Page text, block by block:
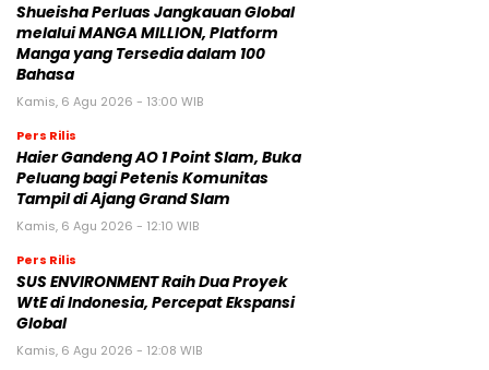
Shueisha Perluas Jangkauan Global
melalui MANGA MILLION, Platform
Manga yang Tersedia dalam 100
Bahasa
Kamis, 6 Agu 2026 - 13:00 WIB
Pers Rilis
Haier Gandeng AO 1 Point Slam, Buka
Peluang bagi Petenis Komunitas
Tampil di Ajang Grand Slam
Kamis, 6 Agu 2026 - 12:10 WIB
Pers Rilis
SUS ENVIRONMENT Raih Dua Proyek
WtE di Indonesia, Percepat Ekspansi
Global
Kamis, 6 Agu 2026 - 12:08 WIB